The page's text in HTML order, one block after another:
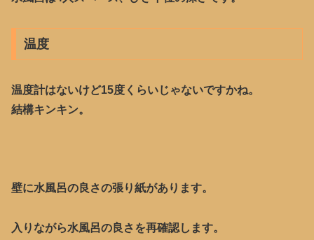
温度
温度計はないけど15度くらいじゃないですかね。
結構キンキン。
壁に水風呂の良さの張り紙があります。
入りながら水風呂の良さを再確認します。